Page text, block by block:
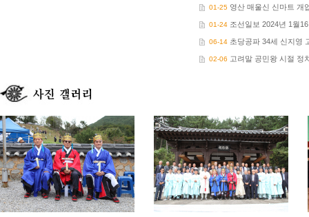
01-25 영산 매울신 신마트 개
01-24 조선일보 2024년 1월
06-14 초당공파 34세 신지영
02-06 고려말 공민왕 시절 정